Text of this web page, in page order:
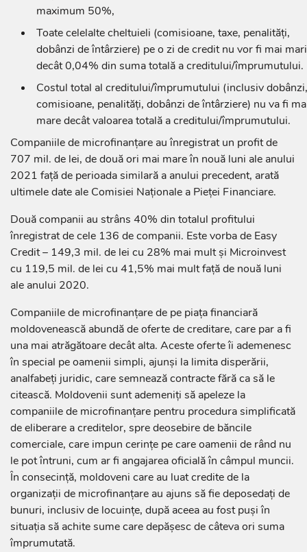
maximum 50%,
Toate celelalte cheltuieli (comisioane, taxe, penalități,
dobânzi de întârziere) pe o zi de credit nu vor fi mai mari
decât 0,04% din suma totală a creditului/împrumutului.
Costul total al creditului/împrumutului (inclusiv dobânzi,
comisioane, penalități, dobânzi de întârziere) nu va fi
mare decât valoarea totală a creditului/împrumutului.
Companiile de microfinanțare au înregistrat un profit de
707 mil. de lei, de două ori mai mare în nouă luni ale anului
2021 față de perioada similară a anului precedent, arată
ultimele date ale Comisiei Naționale a Pieței Financiare.
Două companii au strâns 40% din totalul profitului
înregistrat de cele 136 de companii. Este vorba de Easy
Credit – 149,3 mil. de lei cu 28% mai mult și Microinvest
cu 119,5 mil. de lei cu 41,5% mai mult față de nouă luni
ale anului 2020.
Companiile de microfinanţare de pe piaţa financiară
moldovenească abundă de oferte de creditare, care par a fi
una mai atrăgătoare decât alta. Aceste oferte îi ademenesc
în special pe oamenii simpli, ajunşi la limita disperării,
analfabeţi juridic, care semnează contracte fără ca să le
citească. Moldovenii sunt ademeniţi să apeleze la
companiile de microfinanţare pentru procedura simplificată
de eliberare a creditelor, spre deosebire de băncile
comerciale, care impun cerinţe pe care oamenii de rând nu
le pot întruni, cum ar fi angajarea oficială în câmpul muncii.
În consecinţă, moldoveni care au luat credite de la
organizaţii de microfinanţare au ajuns să fie deposedaţi de
bunuri, inclusiv de locuinţe, după aceea au fost puşi în
situaţia să achite sume care depășesc de câteva ori suma
împrumutată.